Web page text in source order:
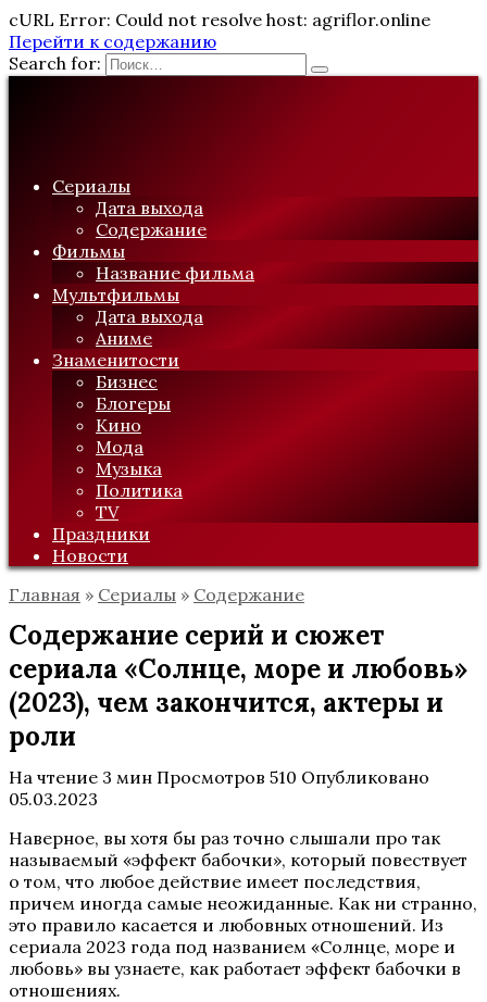
cURL Error: Could not resolve host: agriflor.online
Перейти к содержанию
Search for:
Сериалы
Дата выхода
Содержание
Фильмы
Название фильма
Мультфильмы
Дата выхода
Аниме
Знаменитости
Бизнес
Блогеры
Кино
Мода
Музыка
Политика
TV
Праздники
Новости
Главная » Сериалы » Содержание
Содержание серий и сюжет
сериала «Солнце, море и любовь»
(2023), чем закончится, актеры и
роли
На чтение 3 мин Просмотров 510 Опубликовано
05.03.2023
Наверное, вы хотя бы раз точно слышали про так
называемый «эффект бабочки», который повествует
о том, что любое действие имеет последствия,
причем иногда самые неожиданные. Как ни странно,
это правило касается и любовных отношений. Из
сериала 2023 года под названием «Солнце, море и
любовь» вы узнаете, как работает эффект бабочки в
отношениях.